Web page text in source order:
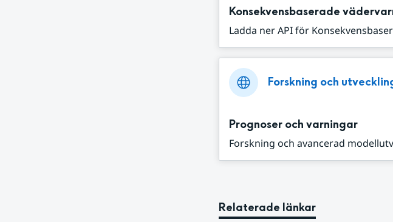
Konsekvensbaserade
Ladda ner API för
Forskning och
Prognoser och varningar
Forskning och avancerad
Relaterade länkar